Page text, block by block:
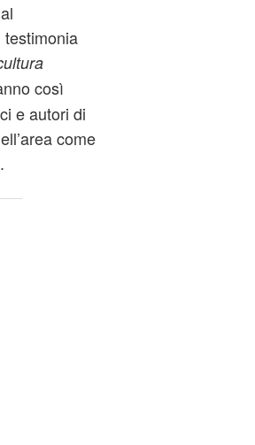
testimonia
così
e autori di
come